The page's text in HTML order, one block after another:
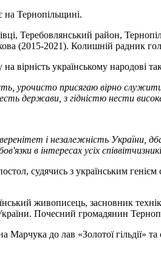
Тернопільщині.
Теребовлянський район,
(2015-2021). Колишній радник
вірність українському народові
урочисто присягаю вірно
з гідністю нести високе
і незалежність України,
в інтересах усіх
судячись з українським
живописець, засновник
Почесний громадянин
до лав «Золотої гільдії»